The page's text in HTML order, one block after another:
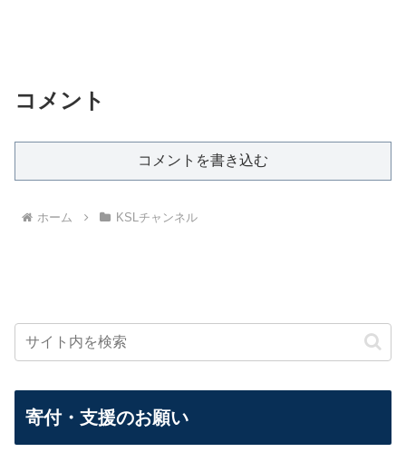
コメント
コメントを書き込む
ホーム KSLチャンネル
寄付・支援のお願い